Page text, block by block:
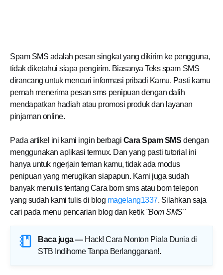
Spam SMS adalah pesan singkat yang dikirim ke pengguna,
tidak diketahui siapa pengirim. Biasanya Teks spam SMS
dirancang untuk mencuri informasi pribadi Kamu. Pasti kamu
pernah menerima pesan sms penipuan dengan dalih
mendapatkan hadiah atau promosi produk dan layanan
pinjaman online.
Pada artikel ini kami ingin berbagi Cara Spam SMS dengan
menggunakan aplikasi termux. Dan yang pasti tutorial ini
hanya untuk ngerjain teman kamu, tidak ada modus
penipuan yang merugikan siapapun. Kami juga sudah
banyak menulis tentang Cara bom sms atau bom telepon
yang sudah kami tulis di blog magelang1337. Silahkan saja
cari pada menu pencarian blog dan ketik "Bom SMS"
Baca juga — Hack! Cara Nonton Piala Dunia di
STB Indihome Tanpa Berlangganan!.